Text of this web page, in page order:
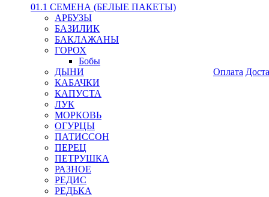
01.1 СЕМЕНА (БЕЛЫЕ ПАКЕТЫ)
АРБУЗЫ
БАЗИЛИК
БАКЛАЖАНЫ
ГОРОХ
Бобы
ДЫНИ
КАБАЧКИ
КАПУСТА
ЛУК
МОРКОВЬ
ОГУРЦЫ
ПАТИССОН
ПЕРЕЦ
ПЕТРУШКА
РАЗНОЕ
РЕДИС
РЕДЬКА
Оплата